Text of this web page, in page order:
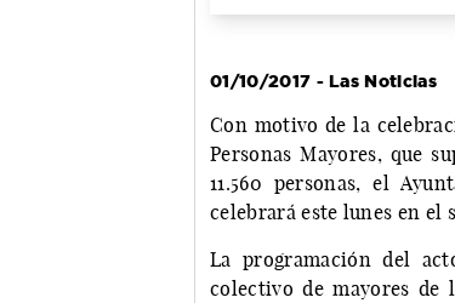
01/10/2017 - Las Noticias
Con motivo de la
Personas Mayores, que
11.560 personas, el
celebrará este lunes en el
La programación del
colectivo de mayores de